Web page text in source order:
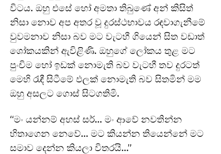
විටය. ඔහු එසේ හෝ අමතා තිබුණේ අන් කිසිත්
නිසා නොව අප අතර වූ දුරස්ථභාවය රඳවාගැනීමේ
වුවමනාව නිසා බව මට වැටහී ගියෙන් සිත වඩාත්
ශෝකයකින් ඇවිළිණි. ඔහුගේ ලෝකය තුළ මට
පුංචිම හෝ ඉඩක් නොමැති බව වැටහී තව දුරටත්
මෙහි රැඳී සිටීමේ ඵලක් නොමැති බව සිතමින් මම
ඔහු අසලට ගොස් සිටගතිමි.
“මං යන්නම් අහස් සර්… මං ආවේ නවතින්න
හිතාගෙන නෙවේ… මට කියන්න තියෙන්නේ මට
සමාව දෙන්න කියලා විතරයි…”